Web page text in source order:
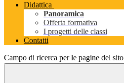
Didattica
Panoramica
Offerta formativa
I progetti delle classi
Contatti
Campo di ricerca per le pagine del sito